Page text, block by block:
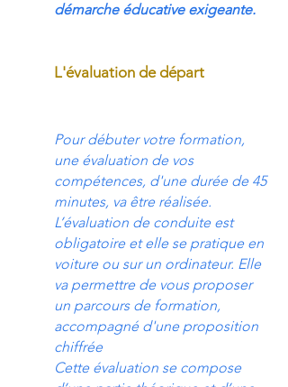
démarche éducative exigeante.
L'évaluation de départ
Pour débuter votre formation,
une évaluation de vos
compétences, d'une durée de 45
minutes, va être réalisée.
L’évaluation de conduite est
obligatoire et elle se pratique en
voiture ou sur un ordinateur. Elle
va permettre de vous proposer
un parcours de formation,
accompagné d'une proposition
chiffrée
Cette évaluation se compose